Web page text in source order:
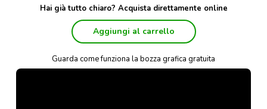
Hai già tutto chiaro? Acquista direttamente online
Aggiungi al carrello
Guarda come funziona la bozza grafica gratuita